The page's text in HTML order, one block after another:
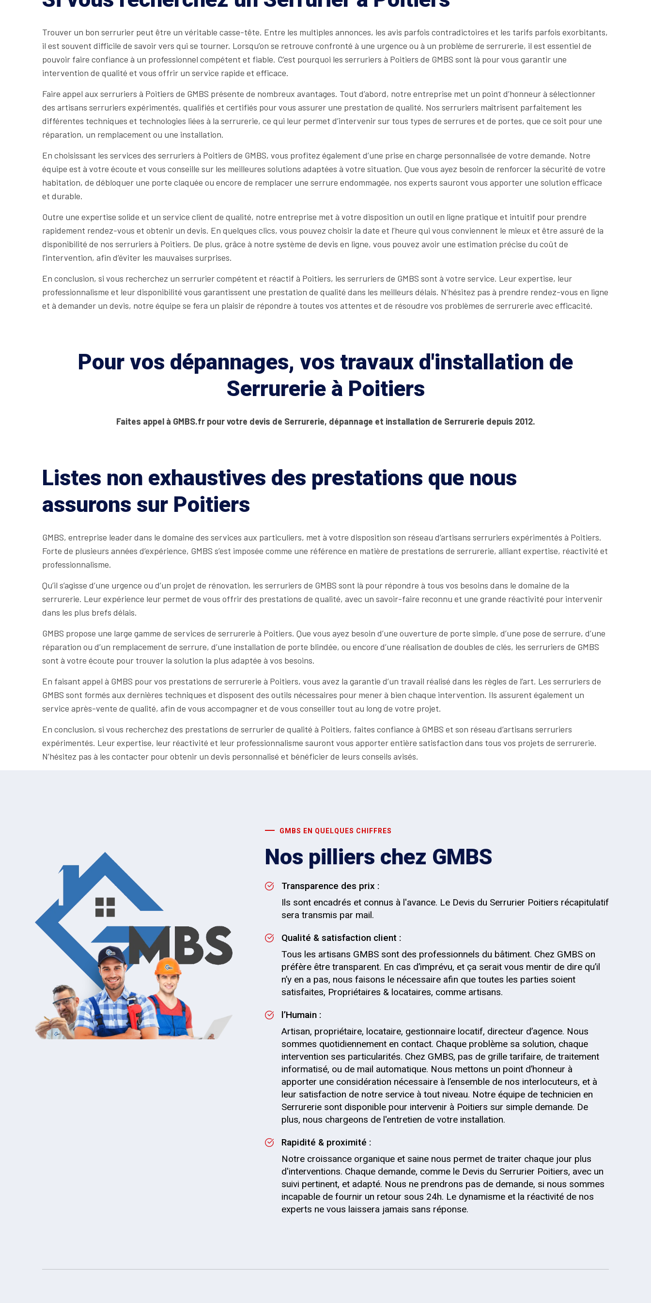
Trouver un bon serrurier peut être un véritable casse-tête. Entre les multiples annonces, les avis parfois contradictoires et les tarifs parfois exorbitants,
il est souvent difficile de savoir vers qui se tourner. Lorsqu’on se retrouve confronté à une urgence ou à un problème de serrurerie, il est essentiel de
pouvoir faire confiance à un professionnel compétent et fiable. C’est pourquoi les serruriers à Poitiers de GMBS sont là pour vous garantir une
intervention de qualité et vous offrir un service rapide et efficace.
Faire appel aux serruriers à Poitiers de GMBS présente de nombreux avantages. Tout d’abord, notre entreprise met un point d’honneur à sélectionner
des artisans serruriers expérimentés, qualifiés et certifiés pour vous assurer une prestation de qualité. Nos serruriers maîtrisent parfaitement les
différentes techniques et technologies liées à la serrurerie, ce qui leur permet d’intervenir sur tous types de serrures et de portes, que ce soit pour une
réparation, un remplacement ou une installation.
En choisissant les services des serruriers à Poitiers de GMBS, vous profitez également d’une prise en charge personnalisée de votre demande. Notre
équipe est à votre écoute et vous conseille sur les meilleures solutions adaptées à votre situation. Que vous ayez besoin de renforcer la sécurité de votre
habitation, de débloquer une porte claquée ou encore de remplacer une serrure endommagée, nos experts sauront vous apporter une solution efficace
et durable.
Outre une expertise solide et un service client de qualité, notre entreprise met à votre disposition un outil en ligne pratique et intuitif pour prendre
rapidement rendez-vous et obtenir un devis. En quelques clics, vous pouvez choisir la date et l’heure qui vous conviennent le mieux et être assuré de la
disponibilité de nos serruriers à Poitiers. De plus, grâce à notre système de devis en ligne, vous pouvez avoir une estimation précise du coût de
l’intervention, afin d’éviter les mauvaises surprises.
En conclusion, si vous recherchez un serrurier compétent et réactif à Poitiers, les serruriers de GMBS sont à votre service. Leur expertise, leur
professionnalisme et leur disponibilité vous garantissent une prestation de qualité dans les meilleurs délais. N’hésitez pas à prendre rendez-vous en ligne
et à demander un devis, notre équipe se fera un plaisir de répondre à toutes vos attentes et de résoudre vos problèmes de serrurerie avec efficacité.
Pour vos dépannages, vos travaux d'installation de
Serrurerie à Poitiers
Faites appel à GMBS.fr pour votre devis de Serrurerie, dépannage et installation de Serrurerie depuis 2012.
Listes non exhaustives des prestations que nous
assurons sur Poitiers
GMBS, entreprise leader dans le domaine des services aux particuliers, met à votre disposition son réseau d’artisans serruriers expérimentés à Poitiers.
Forte de plusieurs années d’expérience, GMBS s’est imposée comme une référence en matière de prestations de serrurerie, alliant expertise, réactivité et
professionnalisme.
Qu’il s’agisse d’une urgence ou d’un projet de rénovation, les serruriers de GMBS sont là pour répondre à tous vos besoins dans le domaine de la
serrurerie. Leur expérience leur permet de vous offrir des prestations de qualité, avec un savoir-faire reconnu et une grande réactivité pour intervenir
dans les plus brefs délais.
GMBS propose une large gamme de services de serrurerie à Poitiers. Que vous ayez besoin d’une ouverture de porte simple, d’une pose de serrure, d’une
réparation ou d’un remplacement de serrure, d’une installation de porte blindée, ou encore d’une réalisation de doubles de clés, les serruriers de GMBS
sont à votre écoute pour trouver la solution la plus adaptée à vos besoins.
En faisant appel à GMBS pour vos prestations de serrurerie à Poitiers, vous avez la garantie d’un travail réalisé dans les règles de l’art. Les serruriers de
GMBS sont formés aux dernières techniques et disposent des outils nécessaires pour mener à bien chaque intervention. Ils assurent également un
service après-vente de qualité, afin de vous accompagner et de vous conseiller tout au long de votre projet.
En conclusion, si vous recherchez des prestations de serrurier de qualité à Poitiers, faites confiance à GMBS et son réseau d’artisans serruriers
expérimentés. Leur expertise, leur réactivité et leur professionnalisme sauront vous apporter entière satisfaction dans tous vos projets de serrurerie.
N’hésitez pas à les contacter pour obtenir un devis personnalisé et bénéficier de leurs conseils avisés.
GMBS EN QUELQUES CHIFFRES
Nos pilliers chez GMBS
Transparence des prix :
Ils sont encadrés et connus à l'avance. Le Devis du Serrurier Poitiers récapitulatif
sera transmis par mail.
Qualité & satisfaction client :
Tous les artisans GMBS sont des professionnels du bâtiment. Chez GMBS on
préfère être transparent. En cas d’imprévu, et ça serait vous mentir de dire qu’il
n’y en a pas, nous faisons le nécessaire afin que toutes les parties soient
satisfaites, Propriétaires & locataires, comme artisans.
l’Humain :
Artisan, propriétaire, locataire, gestionnaire locatif, directeur d’agence. Nous
sommes quotidiennement en contact. Chaque problème sa solution, chaque
intervention ses particularités. Chez GMBS, pas de grille tarifaire, de traitement
informatisé, ou de mail automatique. Nous mettons un point d’honneur à
apporter une considération nécessaire à l’ensemble de nos interlocuteurs, et à
leur satisfaction de notre service à tout niveau. Notre équipe de technicien en
Serrurerie sont disponible pour intervenir à Poitiers sur simple demande. De
plus, nous chargeons de l'entretien de votre installation.
Rapidité & proximité :
Notre croissance organique et saine nous permet de traiter chaque jour plus
d'interventions. Chaque demande, comme le Devis du Serrurier Poitiers, avec un
suivi pertinent, et adapté. Nous ne prendrons pas de demande, si nous sommes
incapable de fournir un retour sous 24h. Le dynamisme et la réactivité de nos
experts ne vous laissera jamais sans réponse.